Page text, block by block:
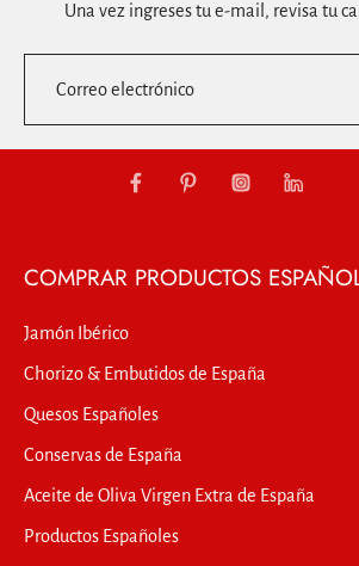
Una vez ingreses tu e-mail, revisa tu
Correo electrónico
COMPRAR PRODUCTOS
Jamón Ibérico
Chorizo & Embutidos de España
Quesos Españoles
Conservas de España
Aceite de Oliva Virgen Extra de España
Productos Españoles